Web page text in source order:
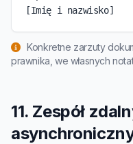
[Imię i nazwisko]
Konkretne zarzuty
prawnika, we własnych
11. Zespół